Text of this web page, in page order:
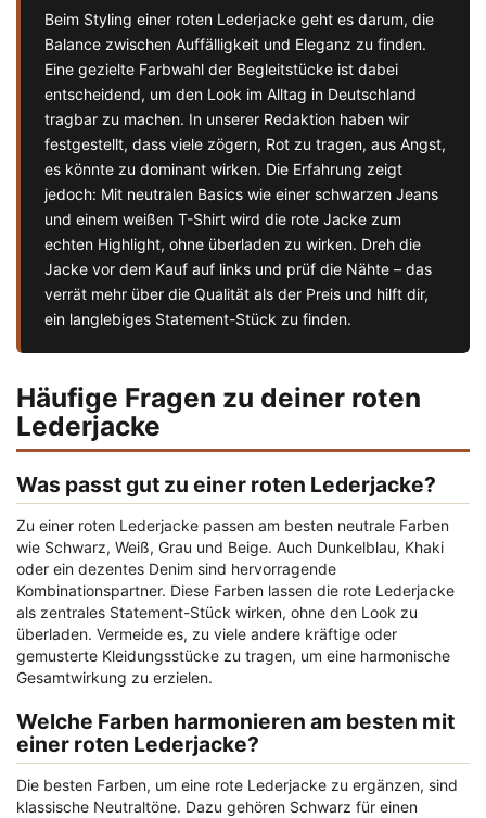
Beim Styling einer roten Lederjacke geht es darum, die
Balance zwischen Auffälligkeit und Eleganz zu finden.
Eine gezielte Farbwahl der Begleitstücke ist dabei
entscheidend, um den Look im Alltag in Deutschland
tragbar zu machen. In unserer Redaktion haben wir
festgestellt, dass viele zögern, Rot zu tragen, aus Angst,
es könnte zu dominant wirken. Die Erfahrung zeigt
jedoch: Mit neutralen Basics wie einer schwarzen Jeans
und einem weißen T-Shirt wird die rote Jacke zum
echten Highlight, ohne überladen zu wirken. Dreh die
Jacke vor dem Kauf auf links und prüf die Nähte – das
verrät mehr über die Qualität als der Preis und hilft dir,
ein langlebiges Statement-Stück zu finden.
Häufige Fragen zu deiner roten
Lederjacke
Was passt gut zu einer roten Lederjacke?
Zu einer roten Lederjacke passen am besten neutrale Farben
wie Schwarz, Weiß, Grau und Beige. Auch Dunkelblau, Khaki
oder ein dezentes Denim sind hervorragende
Kombinationspartner. Diese Farben lassen die rote Lederjacke
als zentrales Statement-Stück wirken, ohne den Look zu
überladen. Vermeide es, zu viele andere kräftige oder
gemusterte Kleidungsstücke zu tragen, um eine harmonische
Gesamtwirkung zu erzielen.
Welche Farben harmonieren am besten mit
einer roten Lederjacke?
Die besten Farben, um eine rote Lederjacke zu ergänzen, sind
klassische Neutraltöne. Dazu gehören Schwarz für einen